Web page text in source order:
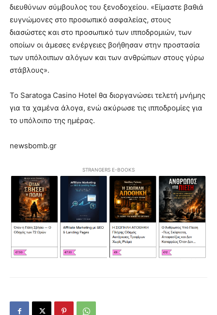
διευθύνων σύμβουλος του ξενοδοχείου. «Είμαστε βαθιά
ευγνώμονες στο προσωπικό ασφαλείας, στους
διασώστες και στο προσωπικό των ιπποδρομιών, των
οποίων οι άμεσες ενέργειες βοήθησαν στην προστασία
των υπόλοιπων αλόγων και των ανθρώπων στους γύρω
στάβλους».
Το Saratoga Casino Hotel θα διοργανώσει τελετή μνήμης
για τα χαμένα άλογα, ενώ ακύρωσε τις ιπποδρομίες για
το υπόλοιπο της ημέρας.
newsbomb.gr
STRANGERS E-BOOKS